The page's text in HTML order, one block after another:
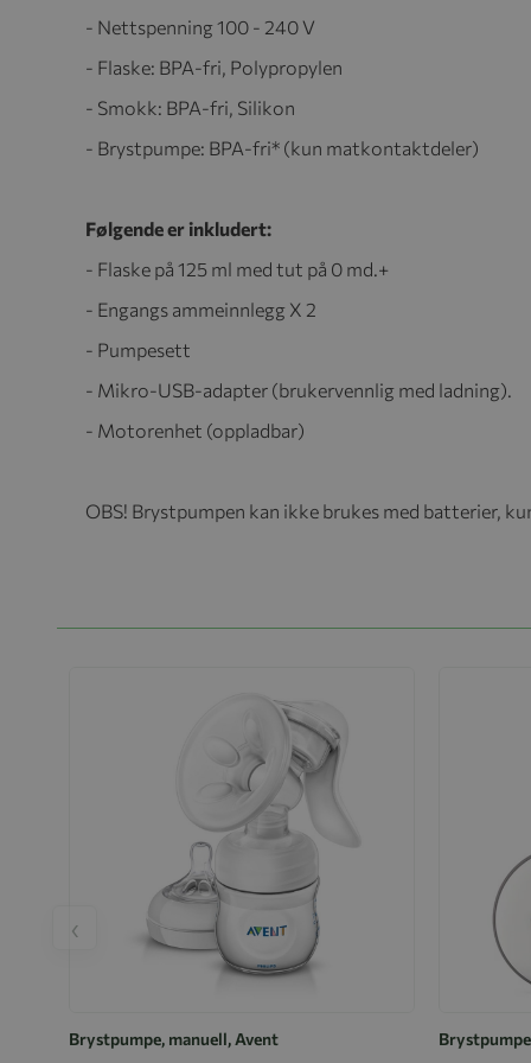
- Nettspenning 100 - 240 V
- Flaske: BPA-fri, Polypropylen
- Smokk: BPA-fri, Silikon
- Brystpumpe: BPA-fri* (kun matkontaktdeler)
Følgende er inkludert:
- Flaske på 125 ml med tut på 0 md.+
- Engangs ammeinnlegg X 2
- Pumpesett
- Mikro-USB-adapter (brukervennlig med ladning).
- Motorenhet (oppladbar)
OBS! Brystpumpen kan ikke brukes med batterier,
Brystpumpe, manuell, Avent
‹